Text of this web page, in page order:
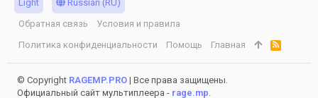
Light
Russian (RU)
Обратная связь
Условия и правила
Политика конфиденциальности
Помощь Главная
R
S
S
© Copyright RAGEMP.PRO | Все права защищены.
Официальный сайт мультиплеера - rage.mp.